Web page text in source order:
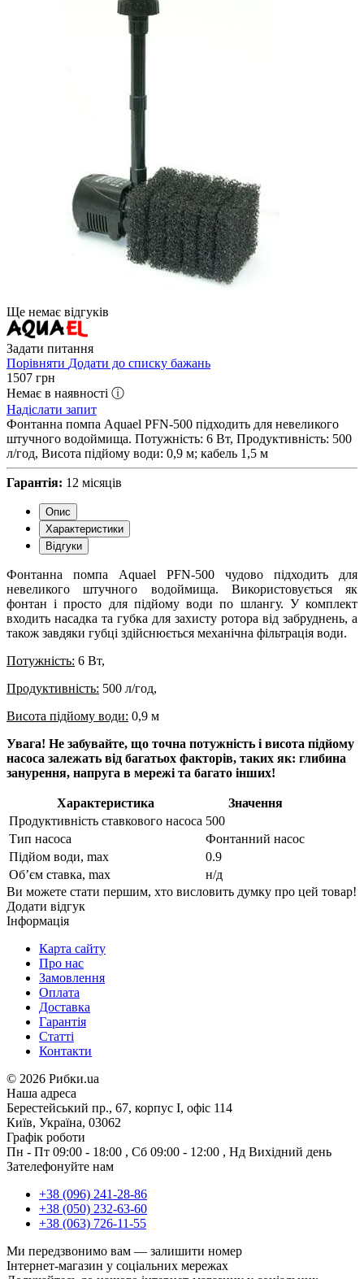
Ще немає відгуків
Задати питання
Порівняти Додати до списку бажань
1507 грн
Немає в наявності ⓘ
Надіслати запит
Фонтанна помпа Aquael PFN-500 підходить для невеликого
штучного водоймища. Потужність: 6 Вт, Продуктивність: 500
л/год, Висота підйому води: 0,9 м; кабель 1,5 м
Гарантія: 12 місяців
Опис
Характеристики
Відгуки
Фонтанна помпа Aquael PFN-500 чудово підходить для
невеликого штучного водоймища. Використовується як
фонтан і просто для підйому води по шлангу. У комплект
входить насадка та губка для захисту ротора від забруднень, а
також завдяки губці здійснюється механічна фільтрація води.
Потужність: 6 Вт,
Продуктивність: 500 л/год,
Висота підйому води: 0,9 м
Увага! Не забувайте, що точна потужність і висота підйому
насоса залежать від багатьох факторів, таких як: глибина
занурення, напруга в мережі та багато інших!
Характеристика
Значення
Продуктивність ставкового насоса 500
Тип насоса
Фонтанний насос
Підйом води, max
0.9
Об’єм ставка, max
н/д
Ви можете стати першим, хто висловить думку про цей товар!
Додати відгук
Інформація
Карта сайту
Про нас
Замовлення
Оплата
Доставка
Гарантія
Статті
Контакти
© 2026 Рибки.ua
Наша адреса
Берестейський пр., 67, корпус І, офіс 114
Київ, Україна, 03062
Графік роботи
Пн - Пт 09:00 - 18:00 , Сб 09:00 - 12:00 , Нд Вихідний день
Зателефонуйте нам
+38 (096) 241-28-86
+38 (050) 232-63-60
+38 (063) 726-11-55
Ми передзвонимо вам — залишити номер
Інтернет-магазин у соціальних мережах